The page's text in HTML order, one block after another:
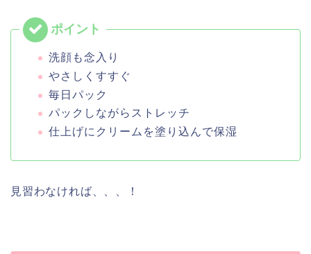
洗顔も念入り
やさしくすすぐ
毎日パック
パックしながらストレッチ
仕上げにクリームを塗り込んで保湿
見習わなければ、、、！